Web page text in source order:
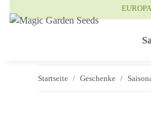
Startseite Geschenke